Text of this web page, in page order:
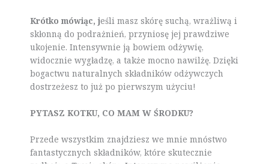
Krótko mówiąc, jeśli masz skórę suchą, wrażliwą i
skłonną do podrażnień, przyniosę jej prawdziwe
ukojenie. Intensywnie ją bowiem odżywię,
widocznie wygładzę, a także mocno nawilżę. Dzięki
bogactwu naturalnych składników odżywczych
dostrzeżesz to już po pierwszym użyciu!
PYTASZ KOTKU, CO MAM W ŚRODKU?
Przede wszystkim znajdziesz we mnie mnóstwo
fantastycznych składników, które skutecznie